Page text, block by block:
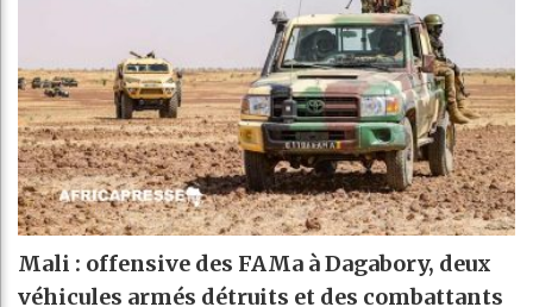
Mali : offensive des FAMa à Dagabory, deux
véhicules armés détruits et des combattants